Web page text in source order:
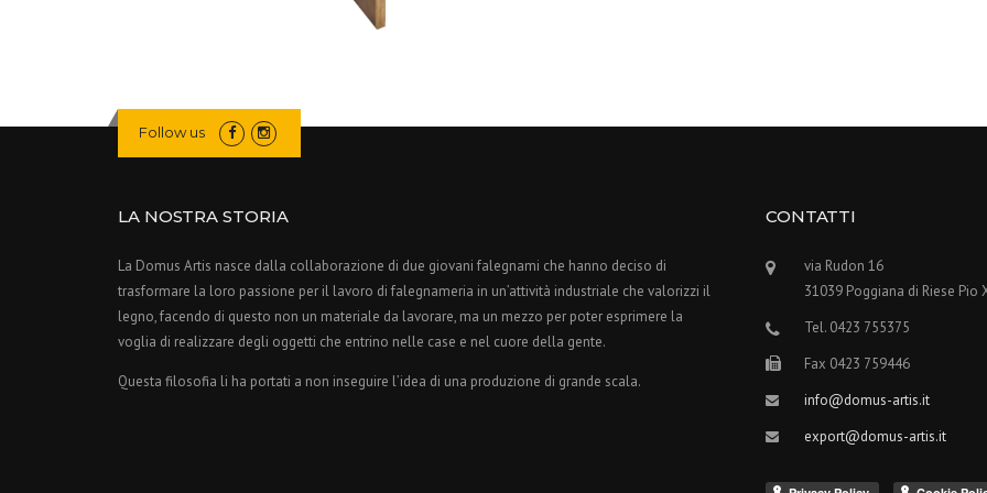
Follow us
LA NOSTRA STORIA
La Domus Artis nasce dalla collaborazione di due giovani falegnami che hanno deciso di
trasformare la loro passione per il lavoro di falegnameria in un’attività industriale che valorizzi il
legno, facendo di questo non un materiale da lavorare, ma un mezzo per poter esprimere la
voglia di realizzare degli oggetti che entrino nelle case e nel cuore della gente.
Questa filosofia li ha portati a non inseguire l’idea di una produzione di grande scala.
CONTATTI
via Rudon 16
31039 Poggiana di Riese Pio
Tel. 0423 755375
Fax 0423 759446
info@domus-artis.it
export@domus-artis.it